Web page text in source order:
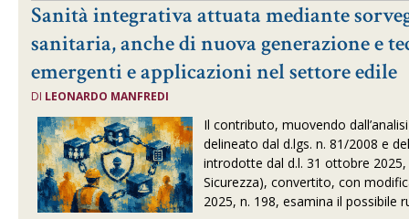
Sanità integrativa attuata mediante
sanitaria, anche di nuova generazione e
emergenti e applicazioni nel settore edile
DI LEONARDO MANFREDI
Il contributo, muovendo
delineato dal d.lgs. n. 81/2008 e
introdotte dal d.l. 31 ottobre
Sicurezza), convertito, con
2025, n. 198, esamina il possibile